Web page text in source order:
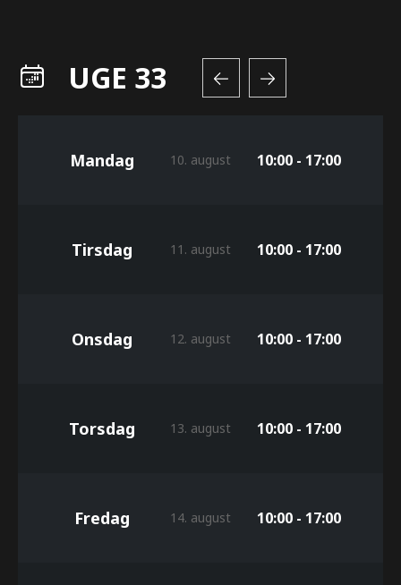
UGE 33
Mandag 10. august 10:00 - 17:00
Tirsdag 11. august 10:00 - 17:00
Onsdag 12. august 10:00 - 17:00
Torsdag 13. august 10:00 - 17:00
Fredag 14. august 10:00 - 17:00